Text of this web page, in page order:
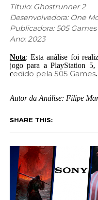
Título: Ghostrunner 2
Desenvolvedora: One
Publicadora: 505 Games
Ano: 2023
Nota: Esta análise foi
jogo para a PlayStation 5,
cedido pela 505 Games.
Autor da Análise: Filipe
SHARE THIS: